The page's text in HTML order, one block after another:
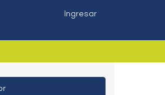
Ingresar